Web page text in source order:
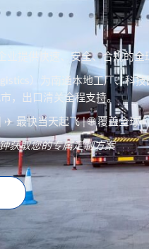
业提供快速、安全、合规的全
）为南通本地工厂、科
，出口清关全程支持。
最快当天起飞 | 🌐 覆盖全球
获取您的专属定制方案